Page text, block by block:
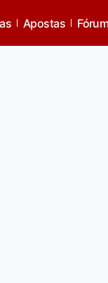
Apostas Fórum